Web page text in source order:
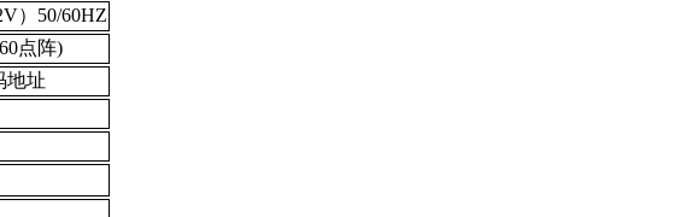
）50/60HZ
点阵)
地址